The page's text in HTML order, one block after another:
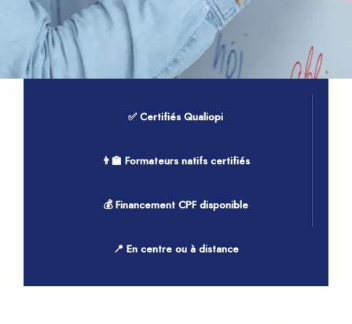
✅ Certifiés Qualiopi
👨‍🏫 Formateurs natifs certifiés
💰 Financement CPF disponible
📍 En centre ou à distance